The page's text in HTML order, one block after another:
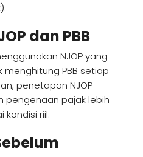
dan PBB
NJOP yang
PBB setiap
penetapan NJOP
pengenaan pajak lebih
kondisi riil.